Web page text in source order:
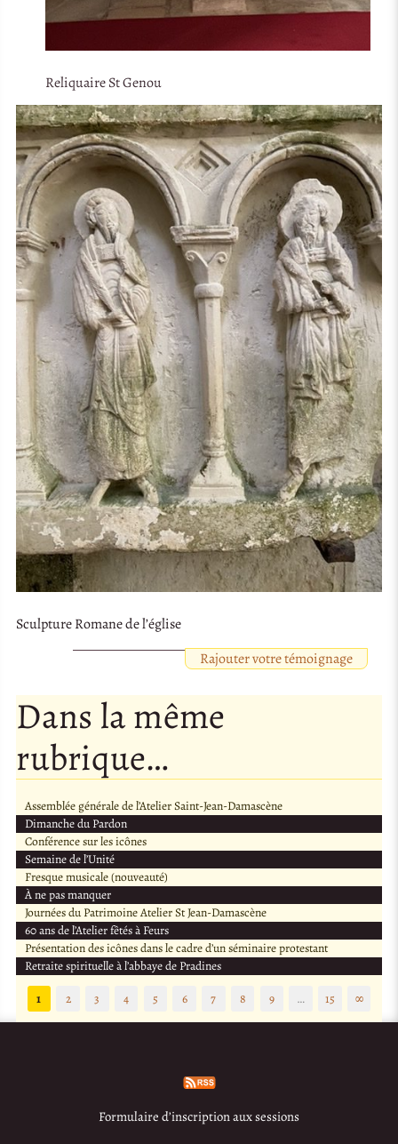
Reliquaire St Genou
Sculpture Romane de l’église
Rajouter votre témoignage
Dans la même
rubrique…
Assemblée générale de l’Atelier Saint-Jean-Damascène
Dimanche du Pardon
Conférence sur les icônes
Semaine de l’Unité
Fresque musicale (nouveauté)
À ne pas manquer
Journées du Patrimoine Atelier St Jean-Damascène
60 ans de l’Atelier fêtés à Feurs
Présentation des icônes dans le cadre d’un séminaire protestant
Retraite spirituelle à l’abbaye de Pradines
1
2 3 4 5 6 7 8 9 … 15 ∞
Formulaire d’inscription aux sessions